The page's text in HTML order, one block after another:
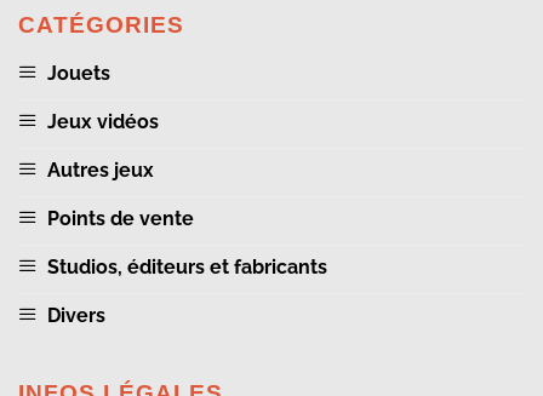
CATÉGORIES
Jouets
Jeux vidéos
Autres jeux
Points de vente
Studios, éditeurs et fabricants
Divers